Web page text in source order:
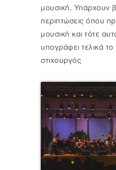
μουσική. Υπάρχουν
περιπτώσεις όπου
μουσική και τότε
υπογράφει τελικά το
στιχουργός